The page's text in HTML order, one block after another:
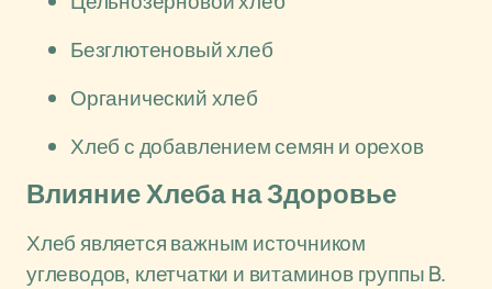
Безглютеновый хлеб
Органический хлеб
Хлеб с добавлением семян и орехов
Влияние Хлеба на Здоровье
Хлеб является важным источником
углеводов, клетчатки и витаминов группы B.